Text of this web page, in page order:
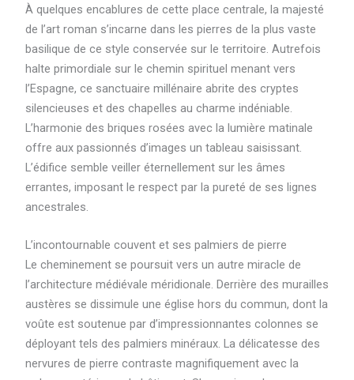
À quelques encablures de cette place centrale, la majesté
de l’art roman s’incarne dans les pierres de la plus vaste
basilique de ce style conservée sur le territoire. Autrefois
halte primordiale sur le chemin spirituel menant vers
l’Espagne, ce sanctuaire millénaire abrite des cryptes
silencieuses et des chapelles au charme indéniable.
L’harmonie des briques rosées avec la lumière matinale
offre aux passionnés d’images un tableau saisissant.
L’édifice semble veiller éternellement sur les âmes
errantes, imposant le respect par la pureté de ses lignes
ancestrales.
L’incontournable couvent et ses palmiers de pierre
Le cheminement se poursuit vers un autre miracle de
l’architecture médiévale méridionale. Derrière des murailles
austères se dissimule une église hors du commun, dont la
voûte est soutenue par d’impressionnantes colonnes se
déployant tels des palmiers minéraux. La délicatesse des
nervures de pierre contraste magnifiquement avec la